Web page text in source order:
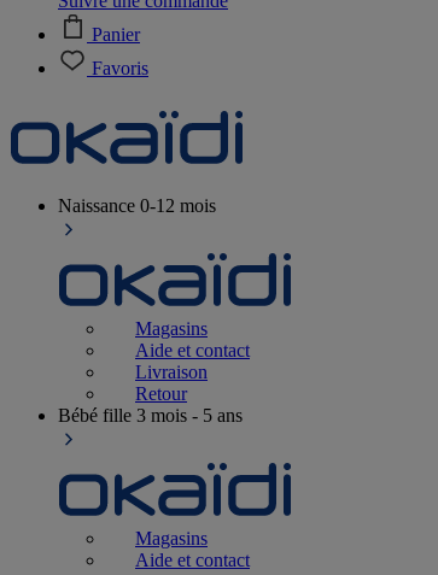
Panier
Favoris
Naissance 0-12 mois
Magasins
Aide et contact
Livraison
Retour
Bébé fille 3 mois - 5 ans
Magasins
Aide et contact